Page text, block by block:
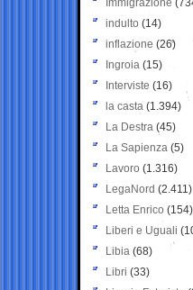
Immigrazione
indulto (14)
inflazione (26)
Ingroia (15)
Interviste (16)
la casta (1.394)
La Destra (45)
La Sapienza (5)
Lavoro (1.316)
LegaNord (2.411)
Letta Enrico (154)
Liberi e Uguali
Libia (68)
Libri (33)